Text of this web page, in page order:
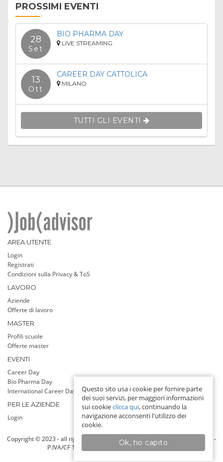
PROSSIMI EVENTI
28
Set
BIO PHARMA DAY
LIVE STREAMING
13
Ott
CAREER DAY CATTOLICA
MILANO
TUTTI GLI EVENTI
AREA UTENTE
Login
Registrati
Condizioni sulla Privacy & ToS
LAVORO
Aziende
Offerte di lavoro
MASTER
Profili scuole
Offerte master
EVENTI
Career Day
Bio Pharma Day
International Career Day
PER LE AZIENDE
Login
Copyright © 2023 - all rights reserved - Jobadvisor srl a socio unico, Milano -
P.IVA/CF 13142760159 - Info line: 393 9255808
Questo sito usa i cookie per fornire parte
dei suoi servizi, per maggiori informazioni
sui cookieclicca qui, continuando la
navigazione acconsenti l'utilizzo dei
cookie.
Ok, ho capito